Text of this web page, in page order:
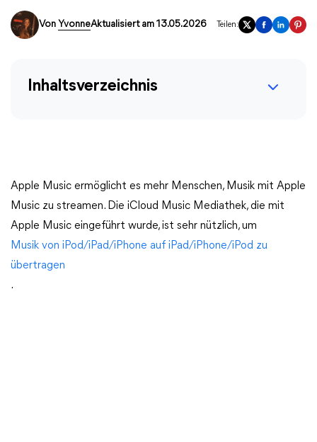
Von YvonneAktualisiert am 13.05.2026 Teilen:
Inhaltsverzeichnis
Apple Music ermöglicht es mehr Menschen, Musik mit Apple
Music zu streamen. Die iCloud Music Mediathek, die mit
Apple Music eingeführt wurde, ist sehr nützlich, um
Musik von iPod/iPad/iPhone auf iPad/iPhone/iPod zu
übertragen
.